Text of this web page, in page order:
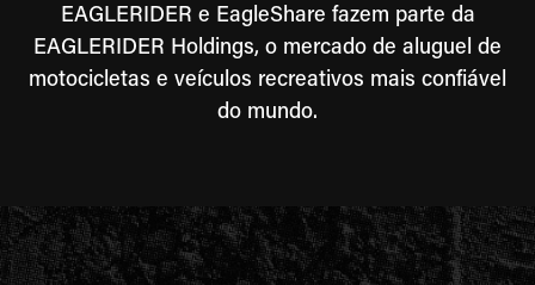
EAGLERIDER e EagleShare fazem parte da
EAGLERIDER Holdings, o mercado de aluguel de
motocicletas e veículos recreativos mais confiável
do mundo.